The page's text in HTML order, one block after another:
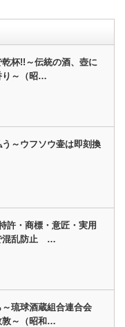
杯!!～伝統の酒、壺に
り～（昭…
～ウフソウ壷は即刻換
・商標・意匠・実用
混乱防止 …
～琉球酒蔵組合連合会
～（昭和…